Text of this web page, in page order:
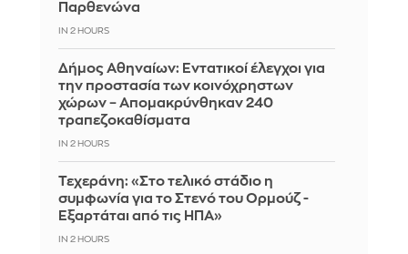
Παρθενώνα
IN 2 HOURS
Δήμος Αθηναίων: Εντατικοί έλεγχοι για
την προστασία των κοινόχρηστων
χώρων – Απομακρύνθηκαν 240
τραπεζοκαθίσματα
IN 2 HOURS
Τεχεράνη: «Στο τελικό στάδιο η
συμφωνία για το Στενό του Ορμούζ -
Εξαρτάται από τις ΗΠΑ»
IN 2 HOURS